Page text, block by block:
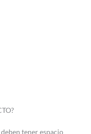
tener espacio